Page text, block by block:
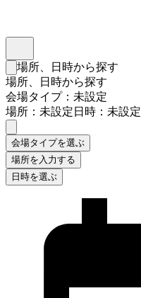
検索フォームを閉じる
場所、日時から探す
場所、日時から探す
会場タイプ：未設定
場所：未設定日時：未設定
会場タイプを選ぶ
場所を入力する
日時を選ぶ